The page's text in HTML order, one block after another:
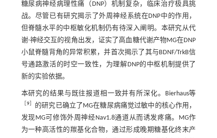
糖尿病神经病理性痛（DNP）机制复杂，临床治疗极具挑
战。尽管已有研究揭示了外周神经系统在DNP中的作用，
但脊髓水平的中枢敏化机制仍有待深入阐明。本研究从代
谢-神经交互的视角出发，证实了高血糖代谢产物MG在DNP
小鼠脊髓背角的异常积累，并首次揭示了其与BDNF/TrkB信
号通路激活的时空一致性，为理解DNP的中枢机制提供了
新的实验依据。
本研究的结果与既往报道相一致并有所深化。Bierhaus等
9］
的研究已确立了MG在糖尿病痛觉过敏中的核心作用，
发现MG可修饰外周神经Nav1.8通道从而诱发疼痛。MG作
为一种高活性的羰基化合物，通过形成晚期糖基化终末产